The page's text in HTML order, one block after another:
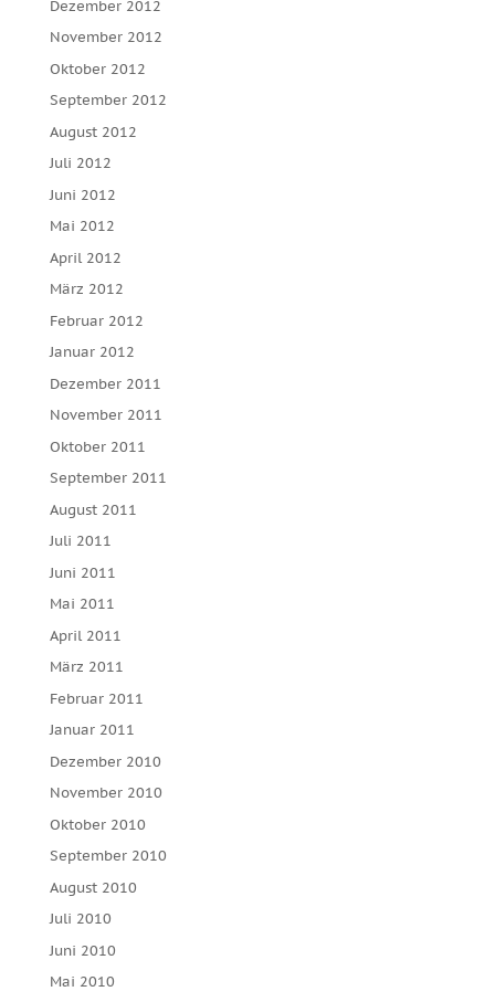
Dezember 2012
November 2012
Oktober 2012
September 2012
August 2012
Juli 2012
Juni 2012
Mai 2012
April 2012
März 2012
Februar 2012
Januar 2012
Dezember 2011
November 2011
Oktober 2011
September 2011
August 2011
Juli 2011
Juni 2011
Mai 2011
April 2011
März 2011
Februar 2011
Januar 2011
Dezember 2010
November 2010
Oktober 2010
September 2010
August 2010
Juli 2010
Juni 2010
Mai 2010